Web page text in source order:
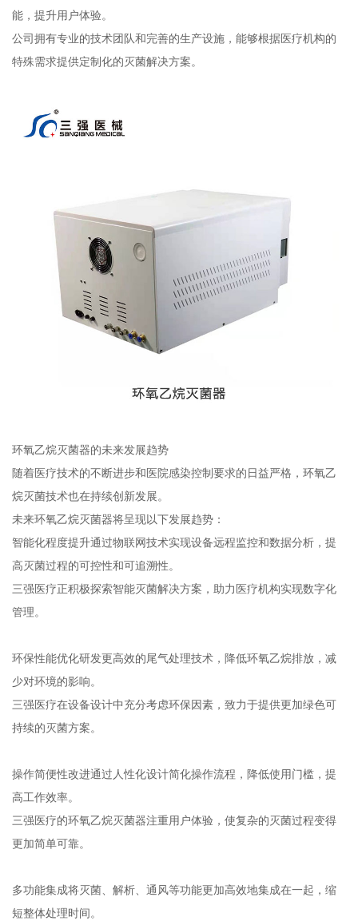
能，提升用户体验。
公司拥有专业的技术团队和完善的生产设施，能够根据医疗机构的
特殊需求提供定制化的灭菌解决方案。
环氧乙烷灭菌器的未来发展趋势
随着医疗技术的不断进步和医院感染控制要求的日益严格，环氧乙
烷灭菌技术也在持续创新发展。
未来环氧乙烷灭菌器将呈现以下发展趋势：
智能化程度提升通过物联网技术实现设备远程监控和数据分析，提
高灭菌过程的可控性和可追溯性。
三强医疗正积极探索智能灭菌解决方案，助力医疗机构实现数字化
管理。
环保性能优化研发更高效的尾气处理技术，降低环氧乙烷排放，减
少对环境的影响。
三强医疗在设备设计中充分考虑环保因素，致力于提供更加绿色可
持续的灭菌方案。
操作简便性改进通过人性化设计简化操作流程，降低使用门槛，提
高工作效率。
三强医疗的环氧乙烷灭菌器注重用户体验，使复杂的灭菌过程变得
更加简单可靠。
多功能集成将灭菌、解析、通风等功能更加高效地集成在一起，缩
短整体处理时间。